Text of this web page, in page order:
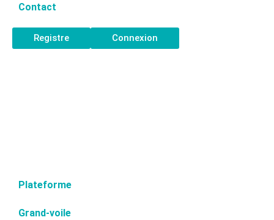
Contact
Registre Connexion
Plateforme
Grand-voile